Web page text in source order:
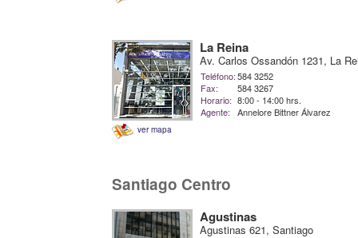
ver mapa
La Reina
Av. Carlos Ossandón 1231, La
Teléfono:584 3252
Fax:
584 3267
Horario: 8:00 - 14:00 hrs.
Agente:
Annelore Bittner Álvarez
Santiago Centro
Agustinas
Agustinas 621, Santiago